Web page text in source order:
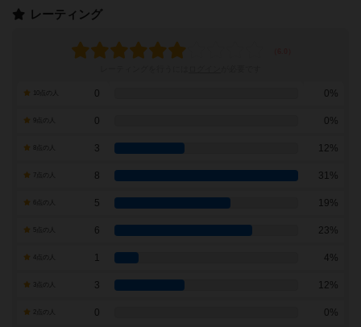
レーティング
0 0%
0 0%
3 12%
7点の人 8 31%
5 19%
6 23%
1 4%
3 12%
0 0%